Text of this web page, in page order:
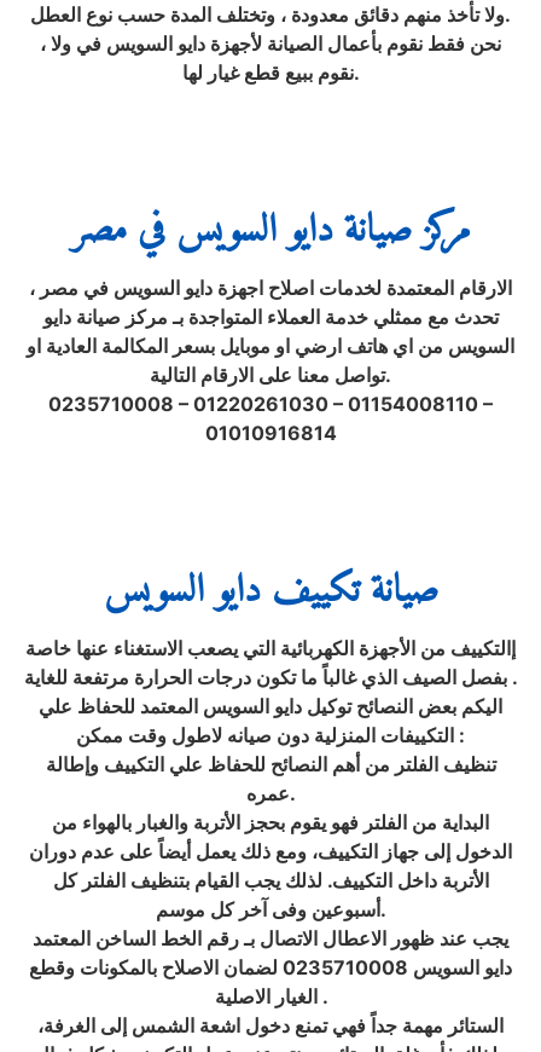
ولا تأخذ منهم دقائق معدودة ، وتختلف المدة حسب نوع العطل.
، نحن فقط نقوم بأعمال الصيانة لأجهزة دايو السويس في ولا
نقوم ببيع قطع غيار لها.
مركز صيانة دايو السويس في مصر
الارقام المعتمدة لخدمات اصلاح اجهزة دايو السويس في مصر ،
تحدث مع ممثلي خدمة العملاء المتواجدة بـ مركز صيانة دايو
السويس من اي هاتف ارضي او موبايل بسعر المكالمة العادية او
تواصل معنا على الارقام التالية.
0235710008 – 01220261030 – 01154008110 –
01010916814
صيانة تكييف دايو السويس
إالتكييف من الأجهزة الكهربائية التي يصعب الاستغناء عنها خاصة
بفصل الصيف الذي غالباً ما تكون درجات الحرارة مرتفعة للغاية .
اليكم بعض النصائح توكيل دايو السويس المعتمد للحفاظ علي
التكييفات المنزلية دون صيانه لاطول وقت ممكن :
تنظيف الفلتر من أهم النصائح للحفاظ علي التكييف وإطالة
عمره.
البداية من الفلتر فهو يقوم بحجز الأتربة والغبار بالهواء من
الدخول إلى جهاز التكييف، ومع ذلك يعمل أيضاً على عدم دوران
الأتربة داخل التكييف. لذلك يجب القيام بتنظيف الفلتر كل
أسبوعين وفى آخر كل موسم.
يجب عند ظهور الاعطال الاتصال بـ رقم الخط الساخن المعتمد
دايو السويس 0235710008 لضمان الاصلاح بالمكونات وقطع
الغيار الاصلية .
الستائر مهمة جداً فهي تمنع دخول اشعة الشمس إلى الغرفة،